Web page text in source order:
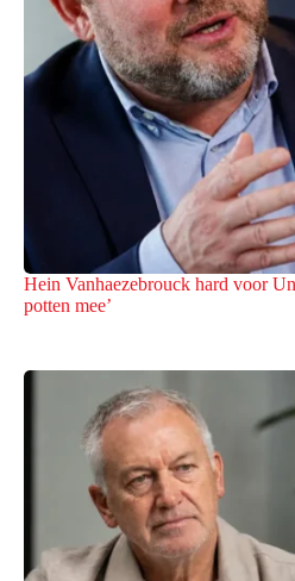
Hein Vanhaezebrouck hard voor
potten mee’